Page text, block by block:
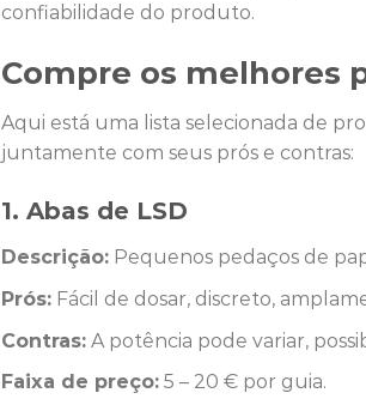
confiabilidade do produto.
Compre os melhores
Aqui está uma lista selecionada de
juntamente com seus prós e contras:
1. Abas de LSD
Descrição: Pequenos pedaços de
Prós: Fácil de dosar, discreto,
Contras: A potência pode variar,
Faixa de preço: 5 – 20 € por guia.